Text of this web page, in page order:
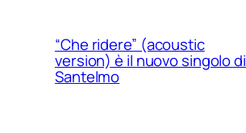
“Che ridere” (acoustic
version) è il nuovo singolo di
Santelmo